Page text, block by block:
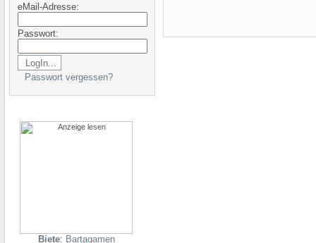
eMail-Adresse:
Passwort:
Passwort vergessen?
Biete: Bartagamen